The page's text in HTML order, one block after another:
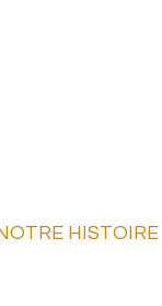
HISTOIRE